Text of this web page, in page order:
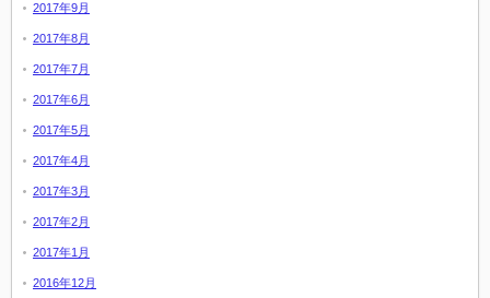
2017年9月
2017年8月
2017年7月
2017年6月
2017年5月
2017年4月
2017年3月
2017年2月
2017年1月
2016年12月